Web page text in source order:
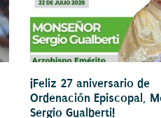
¡Feliz 27 aniversario de
Ordenación Episcopal,
Sergio Gualberti!